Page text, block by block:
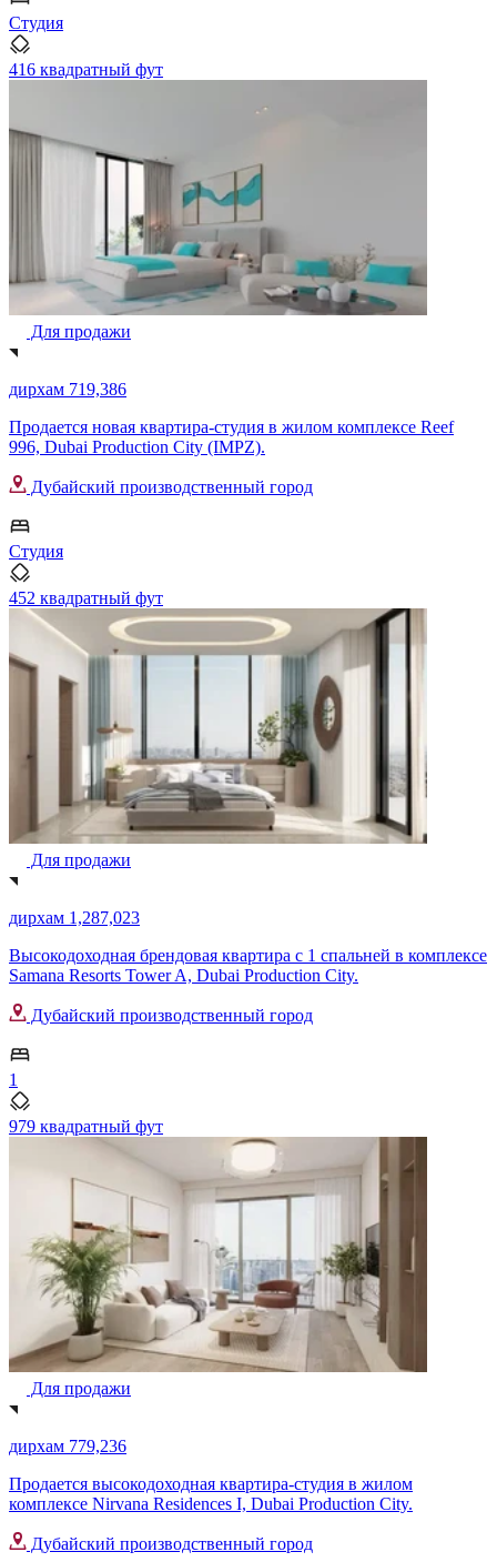
Студия
416 квадратный фут
Для продажи
дирхам 719,386
Продается новая квартира-студия в жилом комплексе Reef
996, Dubai Production City (IMPZ).
Дубайский производственный город
Студия
452 квадратный фут
Для продажи
дирхам 1,287,023
Высокодоходная брендовая квартира с 1 спальней в комплексе
Samana Resorts Tower A, Dubai Production City.
Дубайский производственный город
1
979 квадратный фут
Для продажи
дирхам 779,236
Продается высокодоходная квартира-студия в жилом
комплексе Nirvana Residences I, Dubai Production City.
Дубайский производственный город